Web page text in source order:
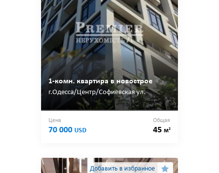
1-комн. квартира в новострое
г.Одесса/Центр/Софиевская ул.
Цена
70 000 USD
Общая
45 м2
Добавить в избранное